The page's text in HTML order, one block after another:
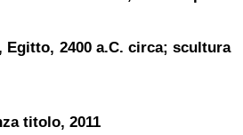
Egitto, 2400 a.C. circa; scultura
titolo, 2011